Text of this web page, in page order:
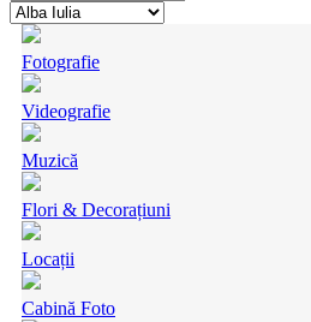
Fotografie
Videografie
Muzică
Flori & Decorațiuni
Locații
Cabină Foto